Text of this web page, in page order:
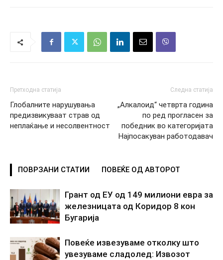
Претходна статија
Глобалните нарушувања
предизвикуваат страв од
неплаќање и несолвентност
Следна статија
„Алкалоид“ четврта година
по ред прогласен за
победник во категоријата
Најпосакуван работодавач
ПОВРЗАНИ СТАТИИ ПОВЕЌЕ ОД АВТОРОТ
Грант од ЕУ од 149 милиони евра за
железницата од Коридор 8 кон
Бугарија
Повеќе извезуваме отколку што
увезуваме сладолед: Извозот